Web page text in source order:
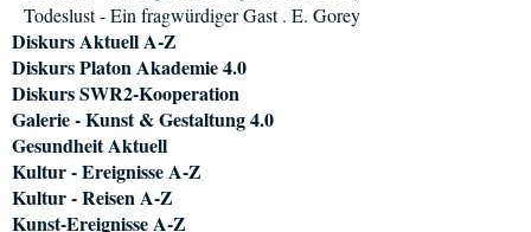
Todeslust - Ein fragwürdiger Gast . E. Gorey
Diskurs Aktuell A-Z
Diskurs Platon Akademie 4.0
Diskurs SWR2-Kooperation
Galerie - Kunst & Gestaltung 4.0
Gesundheit Aktuell
Kultur - Ereignisse A-Z
Kultur - Reisen A-Z
Kunst-Ereignisse A-Z